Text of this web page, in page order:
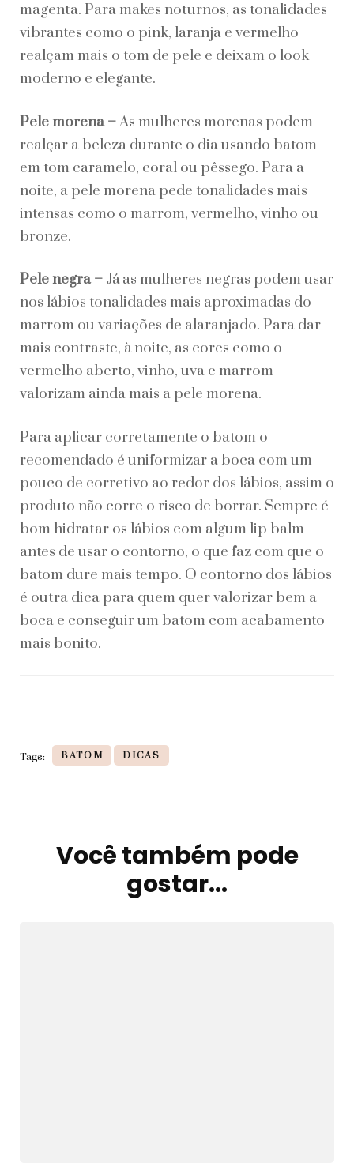
magenta. Para makes noturnos, as tonalidades
vibrantes como o pink, laranja e vermelho
realçam mais o tom de pele e deixam o look
moderno e elegante.
Pele morena –As mulheres morenas podem
realçar a beleza durante o dia usando batom
em tom caramelo, coral ou pêssego. Para a
noite, a pele morena pede tonalidades mais
intensas como o marrom, vermelho, vinho ou
bronze.
Pele negra – Já as mulheres negras podem usar
nos lábios tonalidades mais aproximadas do
marrom ou variações de alaranjado. Para dar
mais contraste, à noite, as cores como o
vermelho aberto, vinho, uva e marrom
valorizam ainda mais a pele morena.
Para aplicar corretamente o batom o
recomendado é uniformizar a boca com um
pouco de corretivo ao redor dos lábios, assim o
produto não corre o risco de borrar. Sempre é
bom hidratar os lábios com algum lip balm
antes de usar o contorno, o que faz com que o
batom dure mais tempo. O contorno dos lábios
é outra dica para quem quer valorizar bem a
boca e conseguir um batom com acabamento
mais bonito.
Tags: BATOM DICAS
NavegaçãoVocê também pode
gostar...